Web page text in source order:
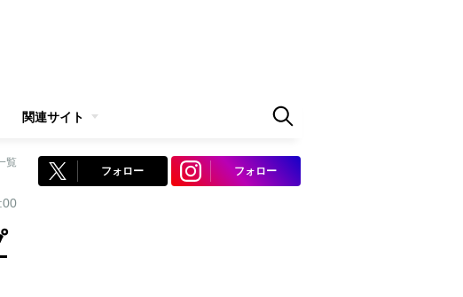
関連サイト
覧
フォロー フォロー